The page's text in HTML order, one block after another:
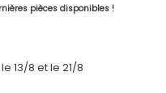
pièces disponibles !
13/8 et le 21/8